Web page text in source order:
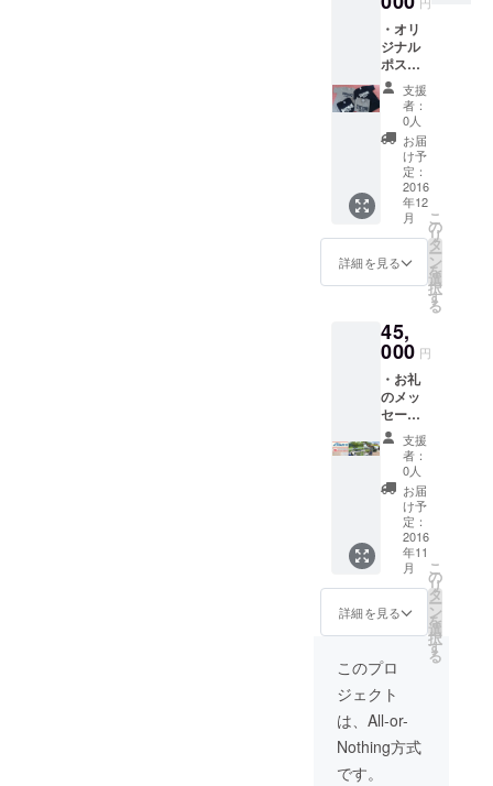
切り・
税抜金
額より
割引)
有効期
限は、1
年間で
す。
（流通
(株)HP
http://ry
tsu.jp/
） 対
迎バ
ス・ご
引越・
不用品
処分・
蜂の巣
駆除・
イベン
ト会場
設営
他。
一部対
象外商
品もご
ざいま
す。ご
問合せ
い。
・オリ
ジナル
ポスト
カード
にお礼
のメッ
セージ
を入れ
てお届
けしま
す。 ・
TEAM
RYUTS
Uオリジ
ナルガ
お送り
しま
す。 ・
オリジ
ナル
CITY
Tシャツ
を4種類
お送り
しま
す。 (T
シャツ
サイズ
は、
Ｓ・
Ｍ・
Ｌ・Ｘ
頂けま
ニセッ
クスで
TEAM
支援
者：
0人
お届
け予
定：
2016
年12
月
詳細を見る
こ
の
リ
タ
ー
ン
を
選
択
す
る
45,
000 円
・お礼
のメッ
セージ
入り、
ポスト
カード
をお送
りいた
しま
す。 ・
鳥取県
の国
宝！三
徳山で
の体験
旅行を2
名様分
プレゼ
ント
（有効
期限：1
年間）
支援
者：
0人
お届
け予
定：
2016
年11
月
詳細を見る
こ
の
リ
タ
ー
ン
を
選
択
す
る
このプロ
ジェクト
は、All-or-
Nothing方式
です。